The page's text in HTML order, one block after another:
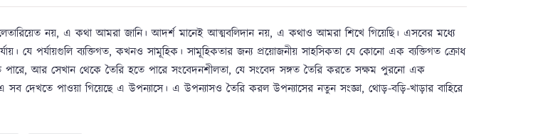
নয়, এ কথা আমরা জানি। আদর্শ মানেই আত্মবলিদান নয়, এ কথাও আমরা শিখে গিয়েছি। এসবের মধ্যে
যে পর্যায়গুলি ব্যক্তিগত, কখনও সামূহিক। সামূহিকতার জন্য প্রয়োজনীয় সাহসিকতা যে কোনো এক ব্যক্তিগত ক্রোধ
আর সেখান থেকে তৈরি হতে পারে সংবেদনশীলতা, যে সংবেদ সঙ্গত তৈরি করতে সক্ষম পুরনো এক
সব দেখতে পাওয়া গিয়েছে এ উপন্যাসে। এ উপন্যাসও তৈরি করল উপন্যাসের নতুন সংজ্ঞা, থোড়-বড়ি-খাড়ার বাহিরে